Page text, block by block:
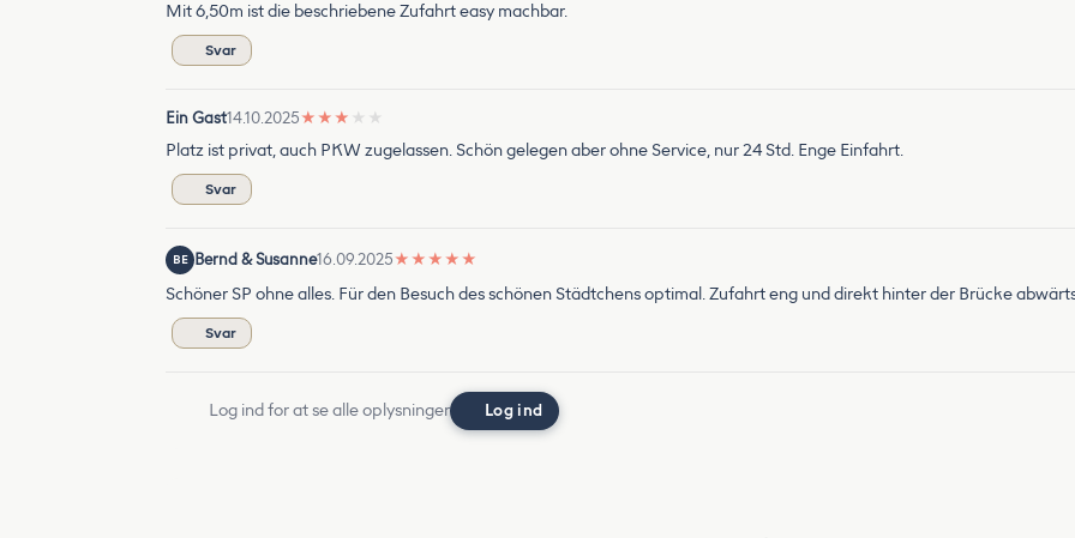
Mit 6,50m ist die beschriebene Zufahrt easy machbar.
Svar
Ein Gast14.10.2025★ ★ ★ ★ ★
Platz ist privat, auch PKW zugelassen. Schön gelegen aber ohne Service, nur 24 Std. Enge Einfahrt.
Svar
BE Bernd & Susanne16.09.2025★ ★ ★ ★ ★
Schöner SP ohne alles. Für den Besuch des schönen Städtchens optimal. Zufahrt eng und direkt hinter der Brücke
Svar
Log ind for at se alle oplysninger Log ind